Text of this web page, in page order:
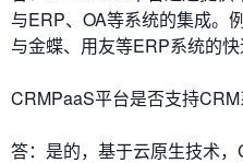
与ERP、OA等系统的集成。
与金蝶、用友等ERP系统的快
CRMPaaS平台是否支持CRM
答：是的，基于云原生技术